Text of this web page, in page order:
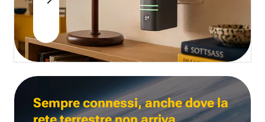
Sempre connessi, anche dove la